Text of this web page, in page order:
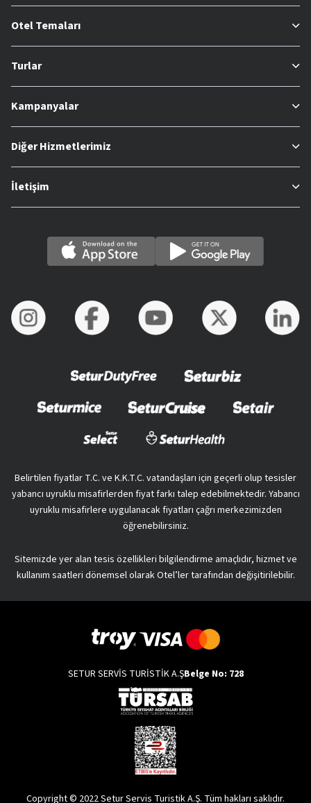
Otel Temaları
Turlar
Kampanyalar
Diğer Hizmetlerimiz
İletişim
Belirtilen fiyatlar T.C. ve K.K.T.C. vatandaşları için geçerli olup tesisler
yabancı uyruklu misafirlerden fiyat farkı talep edebilmektedir. Yabancı
uyruklu misafirlere uygulanacak fiyatları çağrı merkezimizden
öğrenebilirsiniz.
Sitemizde yer alan tesis özellikleri bilgilendirme amaçlıdır, hizmet ve
kullanım saatleri dönemsel olarak Otel’ler tarafından değişitirilebilir.
SETUR SERVİS TURİSTİK A.ŞBelge No: 728
Copyright © 2022 Setur Servis Turistik A.Ş. Tüm hakları saklıdır.